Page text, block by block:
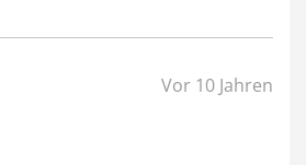
Vor 10 Jahren